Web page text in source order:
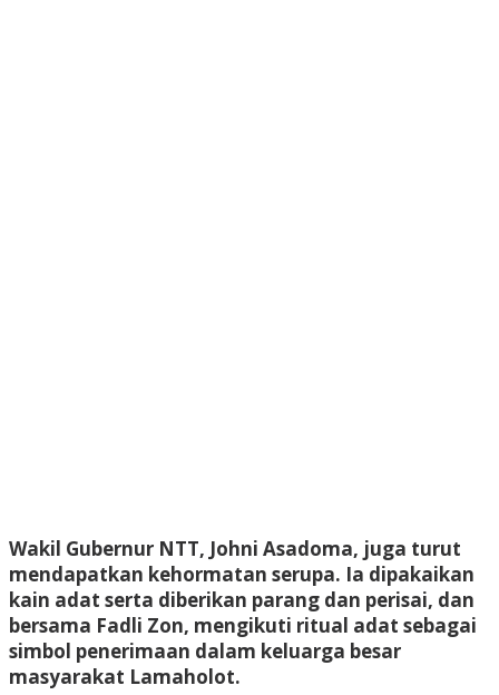
Wakil Gubernur NTT, Johni Asadoma, juga turut
mendapatkan kehormatan serupa. Ia dipakaikan
kain adat serta diberikan parang dan perisai, dan
bersama Fadli Zon, mengikuti ritual adat sebagai
simbol penerimaan dalam keluarga besar
masyarakat Lamaholot.